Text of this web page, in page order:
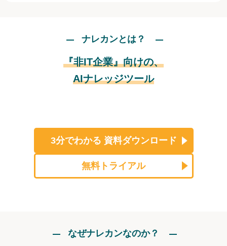
ナレカンとは？
『非IT企業』向けの、
AIナレッジツール
3分でわかる 資料ダウンロード
無料トライアル
なぜナレカンなのか？